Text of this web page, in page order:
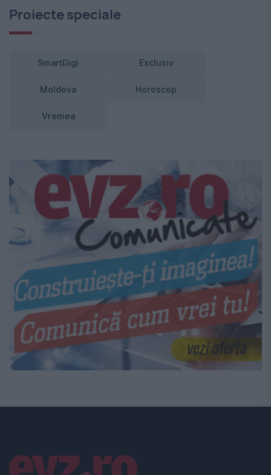
Proiecte speciale
SmartDigi Exclusiv
Moldova Horoscop
Vremea
Linkuri utile